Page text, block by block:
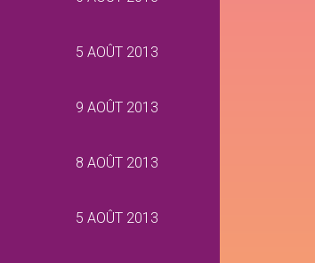
5 AOÛT 2013
9 AOÛT 2013
8 AOÛT 2013
5 AOÛT 2013